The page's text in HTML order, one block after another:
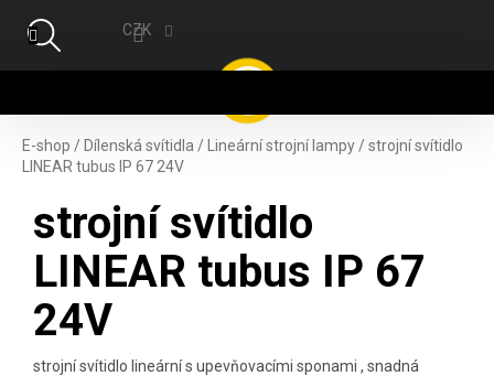
CZK
E-shop / Dílenská svítidla / Lineární strojní lampy /strojní svítidlo
LINEAR tubus IP 67 24V
strojní svítidlo
LINEAR tubus IP 67
24V
strojní svítidlo lineární s upevňovacími sponami , snadná